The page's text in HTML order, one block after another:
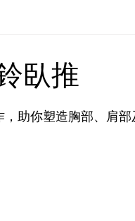
臥推
，助你塑造胸部、肩